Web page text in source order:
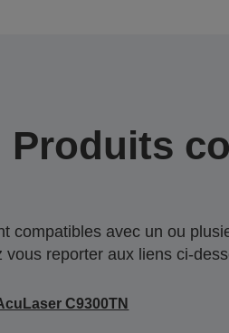
Produits
compatibles avec un ou
vous reporter aux liens ci-
C9300TN